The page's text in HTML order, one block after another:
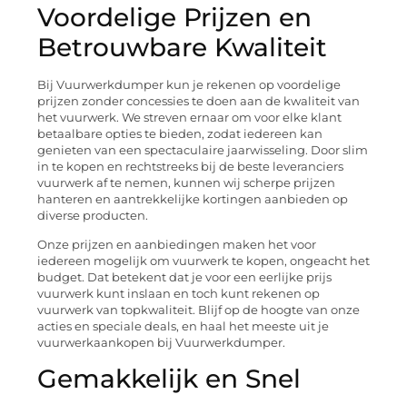
Voordelige Prijzen en
Betrouwbare Kwaliteit
Bij Vuurwerkdumper kun je rekenen op voordelige
prijzen zonder concessies te doen aan de kwaliteit van
het vuurwerk. We streven ernaar om voor elke klant
betaalbare opties te bieden, zodat iedereen kan
genieten van een spectaculaire jaarwisseling. Door slim
in te kopen en rechtstreeks bij de beste leveranciers
vuurwerk af te nemen, kunnen wij scherpe prijzen
hanteren en aantrekkelijke kortingen aanbieden op
diverse producten.
Onze prijzen en aanbiedingen maken het voor
iedereen mogelijk om vuurwerk te kopen, ongeacht het
budget. Dat betekent dat je voor een eerlijke prijs
vuurwerk kunt inslaan en toch kunt rekenen op
vuurwerk van topkwaliteit. Blijf op de hoogte van onze
acties en speciale deals, en haal het meeste uit je
vuurwerkaankopen bij Vuurwerkdumper.
Gemakkelijk en Snel